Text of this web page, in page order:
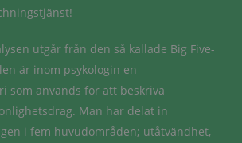
utgår från den så kallade Big Five-
är inom psykologin en
som används för att beskriva
Man har delat in
i fem huvudområden; utåtvändhet,